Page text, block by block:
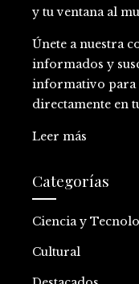
y tu ventana al
Únete a nuestra
informados y
informativo para
directamente en
Leer más
Categorías
Ciencia y
Cultural